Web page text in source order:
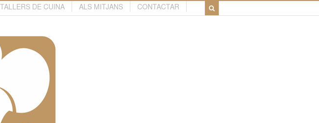
DE CUINA ALS MITJANS CONTACTAR